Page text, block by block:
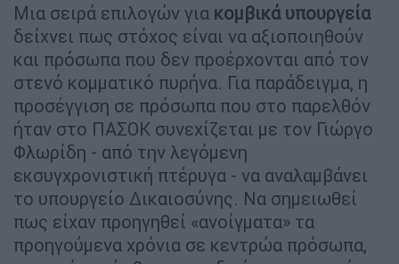
Μια σειρά επιλογών για κομβικά υπουργεία
δείχνει πως στόχος είναι να αξιοποιηθούν
και πρόσωπα που δεν προέρχονται από τον
στενό κομματικό πυρήνα. Για παράδειγμα, η
προσέγγιση σε πρόσωπα που στο παρελθόν
ήταν στο ΠΑΣΟΚ συνεχίζεται με τον Γιώργο
Φλωρίδη - από την λεγόμενη
εκσυγχρονιστική πτέρυγα - να αναλαμβάνει
το υπουργείο Δικαιοσύνης. Να σημειωθεί
πως είχαν προηγηθεί «ανοίγματα» τα
προηγούμενα χρόνια σε κεντρώα πρόσωπα,